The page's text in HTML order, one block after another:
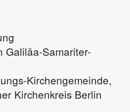
Galiläa-Samariter-
Kirchengemeinde,
Kirchenkreis Berlin